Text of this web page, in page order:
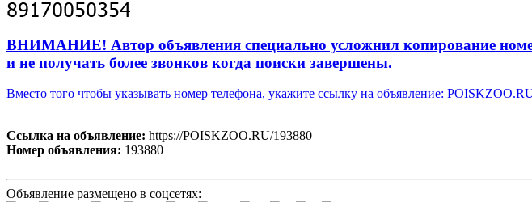
ВНИМАНИЕ! Автор объявления специально усложнил копирование
и не получать более звонков когда поиски завершены.
Вместо того чтобы указывать номер телефона, укажите ссылку на объявление:
Ссылка на объявление: https://POISKZOO.RU/193880
Номер объявления: 193880
Объявление размещено в соцсетях: